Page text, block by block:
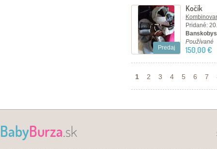
Predaj
Kočík
Pridané:
Používané
150,00 €
1 2 3 4 5 6 7
BabyBurza.sk